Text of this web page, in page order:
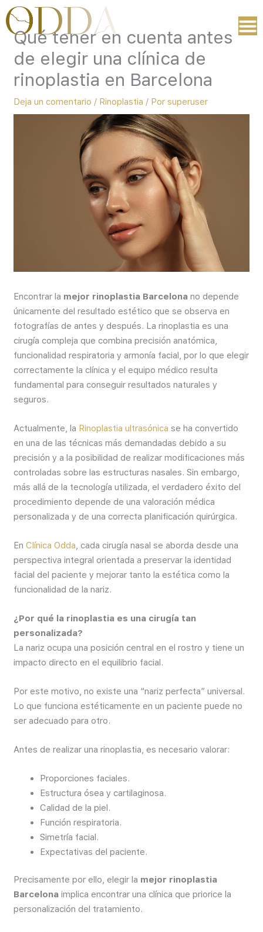
contenido
Qué tener en cuenta antes
de elegir una clínica de
rinoplastia en Barcelona
Deja un comentario / Rinoplastia / Porsuperuser
Encontrar la mejor rinoplastia Barcelona no depende
únicamente del resultado estético que se observa en
fotografías de antes y después. La rinoplastia es una
cirugía compleja que combina precisión anatómica,
funcionalidad respiratoria y armonía facial, por lo que elegir
correctamente la clínica y el equipo médico resulta
fundamental para conseguir resultados naturales y
seguros.
Actualmente, la Rinoplastia ultrasónica se ha convertido
en una de las técnicas más demandadas debido a su
precisión y a la posibilidad de realizar modificaciones más
controladas sobre las estructuras nasales. Sin embargo,
más allá de la tecnología utilizada, el verdadero éxito del
procedimiento depende de una valoración médica
personalizada y de una correcta planificación quirúrgica.
EnClínica Odda, cada cirugía nasal se aborda desde una
perspectiva integral orientada a preservar la identidad
facial del paciente y mejorar tanto la estética como la
funcionalidad de la nariz.
¿Por qué la rinoplastia es una cirugía tan
personalizada?
La nariz ocupa una posición central en el rostro y tiene un
impacto directo en el equilibrio facial.
Por este motivo, no existe una “nariz perfecta” universal.
Lo que funciona estéticamente en un paciente puede no
ser adecuado para otro.
Antes de realizar una rinoplastia, es necesario valorar:
Proporciones faciales.
Estructura ósea y cartilaginosa.
Calidad de la piel.
Función respiratoria.
Simetría facial.
Expectativas del paciente.
Precisamente por ello, elegir la mejor rinoplastia
Barcelona implica encontrar una clínica que priorice la
personalización del tratamiento.